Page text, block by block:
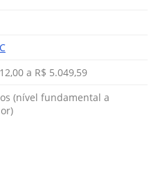
a R$ 5.049,59
(nível fundamental a